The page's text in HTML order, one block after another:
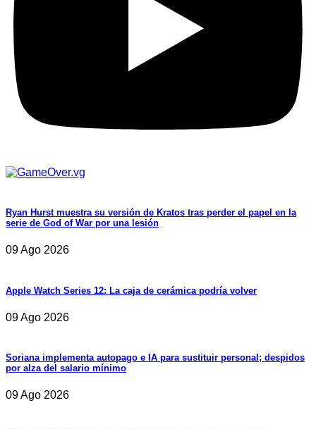
Ryan Hurst muestra su versión de Kratos tras perder el papel en la
serie de God of War por una lesión
09 Ago 2026
Apple Watch Series 12: La caja de cerámica podría volver
09 Ago 2026
Soriana implementa autopago e IA para sustituir personal; despidos
por alza del salario mínimo
09 Ago 2026